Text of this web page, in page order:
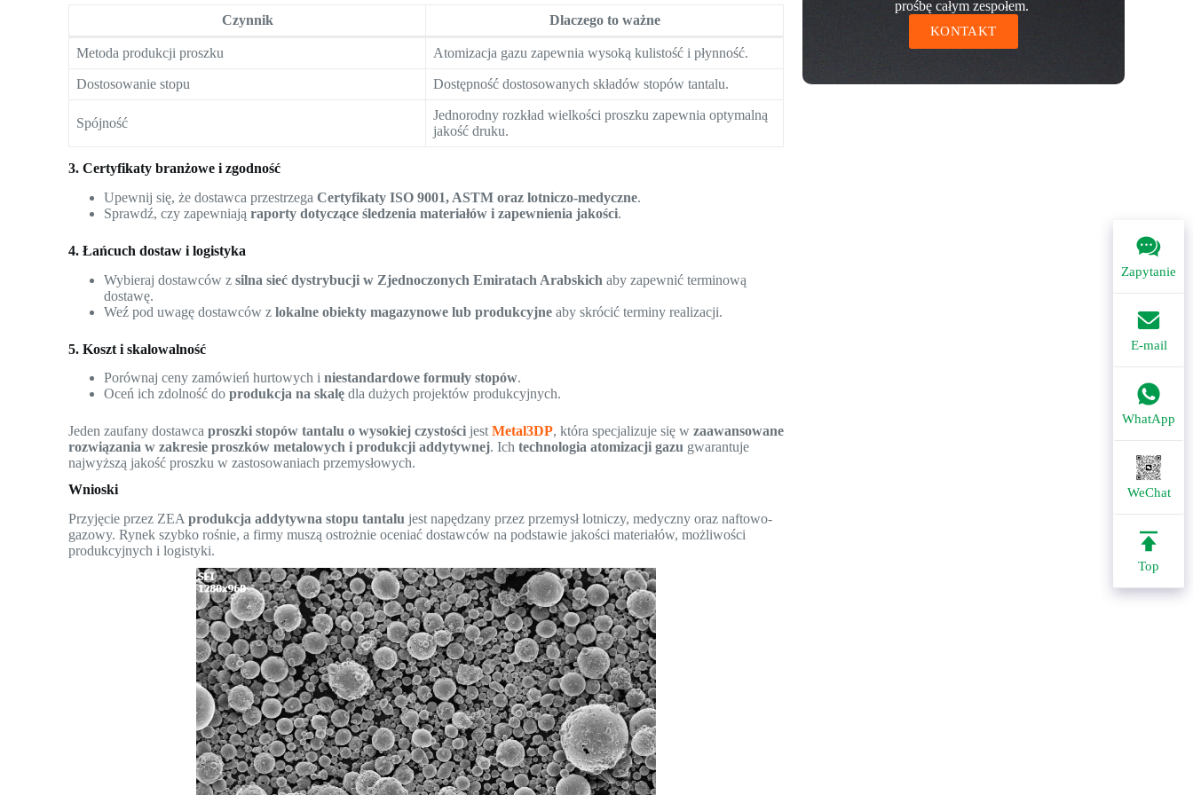
Zapytanie
E-mail
WhatApp
WeChat
Top
Czynnik Dlaczego to ważne
Metoda produkcji proszku Atomizacja gazu zapewnia wysoką kulistość i płynność.
Dostosowanie stopu Dostępność dostosowanych składów stopów tantalu.
Spójność
Jednorodny rozkład wielkości proszku zapewnia optymalną
jakość druku.
3. Certyfikaty branżowe i zgodność
Upewnij się, że dostawca przestrzegaCertyfikaty ISO 9001, ASTM oraz lotniczo-medyczne.
Sprawdź, czy zapewniająraporty dotyczące śledzenia materiałów i zapewnienia jakości.
4. Łańcuch dostaw i logistyka
Wybieraj dostawców zsilna sieć dystrybucji w Zjednoczonych Emiratach Arabskich aby zapewnić terminową
dostawę.
Weź pod uwagę dostawców zlokalne obiekty magazynowe lub produkcyjne aby skrócić terminy realizacji.
5. Koszt i skalowalność
Porównaj ceny zamówień hurtowych iniestandardowe formuły stopów.
Oceń ich zdolność doprodukcja na skalę dla dużych projektów produkcyjnych.
Jeden zaufany dostawcaproszki stopów tantalu o wysokiej czystości jestMetal3DP, która specjalizuje się wzaawansowane
rozwiązania w zakresie proszków metalowych i produkcji addytywnej. Ichtechnologia atomizacji gazu gwarantuje
najwyższą jakość proszku w zastosowaniach przemysłowych.
Wnioski
Przyjęcie przez ZEAprodukcja addytywna stopu tantalu jest napędzany przez przemysł lotniczy, medyczny oraz naftowo-
gazowy. Rynek szybko rośnie, a firmy muszą ostrożnie oceniać dostawców na podstawie jakości materiałów, możliwości
produkcyjnych i logistyki.
prośbę całym zespołem.
KONTAKT